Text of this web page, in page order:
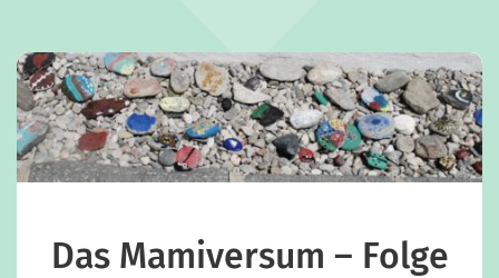
Das Mamiversum – Folge